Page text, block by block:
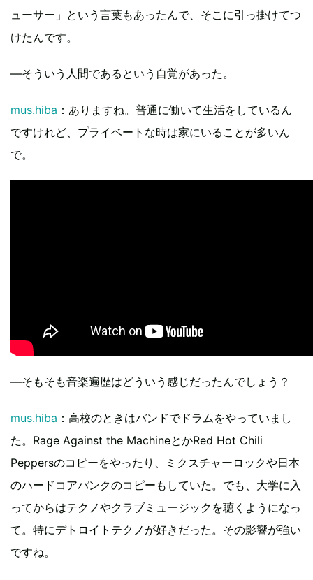
ューサー」という言葉もあったんで、そこに引っ掛けてつ
けたんです。
―そういう人間であるという自覚があった。
mus.hiba ：ありますね。普通に働いて生活をしているん
ですけれど、プライベートな時は家にいることが多いん
で。
―そもそも音楽遍歴はどういう感じだったんでしょう？
mus.hiba ：高校のときはバンドでドラムをやっていまし
た。Rage Against the MachineとかRed Hot Chili
Peppersのコピーをやったり、ミクスチャーロックや日本
のハードコアパンクのコピーもしていた。でも、大学に入
ってからはテクノやクラブミュージックを聴くようになっ
て。特にデトロイトテクノが好きだった。その影響が強い
ですね。